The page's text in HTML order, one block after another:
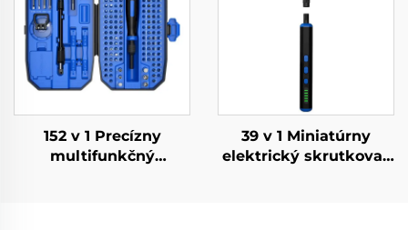
152 v 1 Precízny
multifunkčný
39 v 1 Miniatúrny
elektrický skrutkovač